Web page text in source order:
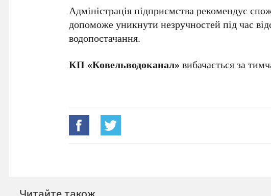
Адміністрація підприємства рекомендує
допоможе уникнути незручностей під час
водопостачання.
КП «Ковельводоканал» вибачається за